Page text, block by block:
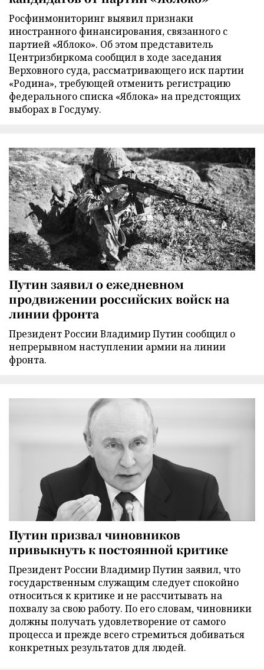
Росфинмониторинг выявил признаки
иностранного финансирования, связанного с
партией «Яблоко». Об этом представитель
Центризбиркома сообщил в ходе заседания
Верховного суда, рассматривающего иск партии
«Родина», требующей отменить регистрацию
федерального списка «Яблока» на предстоящих
выборах в Госдуму.
Путин заявил о ежедневном
продвижении российских войск на
линии фронта
Президент России Владимир Путин сообщил о
непрерывном наступлении армии на линии
фронта.
Путин призвал чиновников
привыкнуть к постоянной критике
Президент России Владимир Путин заявил, что
государственным служащим следует спокойно
относиться к критике и не рассчитывать на
похвалу за свою работу. По его словам, чиновники
должны получать удовлетворение от самого
процесса и прежде всего стремиться добиваться
конкретных результатов для людей.